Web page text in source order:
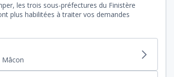
les trois sous-préfectures du Finistère
plus habilitées à traiter vos demandes
Mâcon